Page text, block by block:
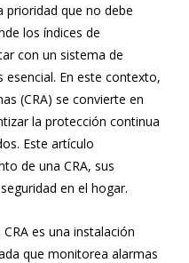
prioridad que no debe
los índices de
con un sistema de
En este contexto,
(CRA) se convierte en
la protección continua
Este artículo
de una CRA, sus
en el hogar.
CRA es una instalación
que monitorea alarmas